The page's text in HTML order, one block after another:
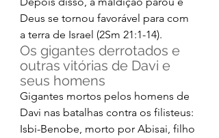
Deus se tornou favorável para com
a terra de Israel (2Sm 21:1-14).
Os gigantes derrotados e
outras vitórias de Davi e
seus homens
Gigantes mortos pelos homens de
Davi nas batalhas contra os filisteus:
Isbi-Benobe, morto por Abisai, filho